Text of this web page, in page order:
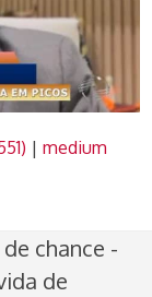
|medium
chance -
de